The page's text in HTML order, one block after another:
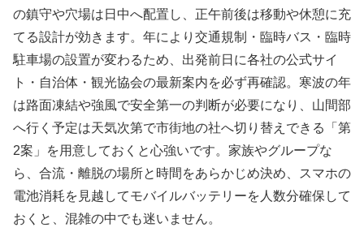
の鎮守や穴場は日中へ配置し、正午前後は移動や休憩に充
てる設計が効きます。年により交通規制・臨時バス・臨時
駐車場の設置が変わるため、出発前日に各社の公式サイ
ト・自治体・観光協会の最新案内を必ず再確認。寒波の年
は路面凍結や強風で安全第一の判断が必要になり、山間部
へ行く予定は天気次第で市街地の社へ切り替えできる「第
2案」を用意しておくと心強いです。家族やグループな
ら、合流・離脱の場所と時間をあらかじめ決め、スマホの
電池消耗を見越してモバイルバッテリーを人数分確保して
おくと、混雑の中でも迷いません。